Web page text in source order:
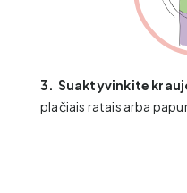
3. Suaktyvinkite
plačiais ratais ​arba